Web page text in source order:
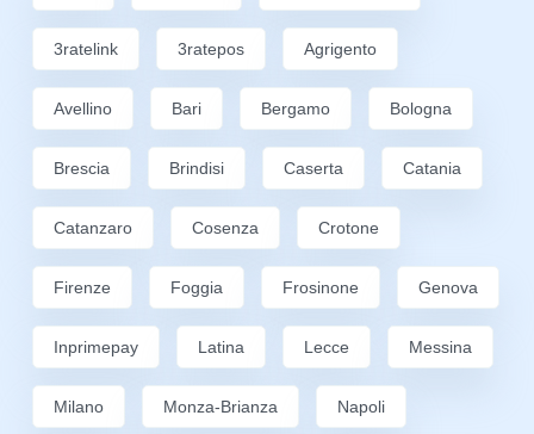
3ratelink 3ratepos Agrigento
Avellino Bari Bergamo Bologna
Brescia Brindisi Caserta Catania
Catanzaro Cosenza Crotone
Firenze Foggia Frosinone Genova
Inprimepay Latina Lecce Messina
Milano Monza-Brianza Napoli